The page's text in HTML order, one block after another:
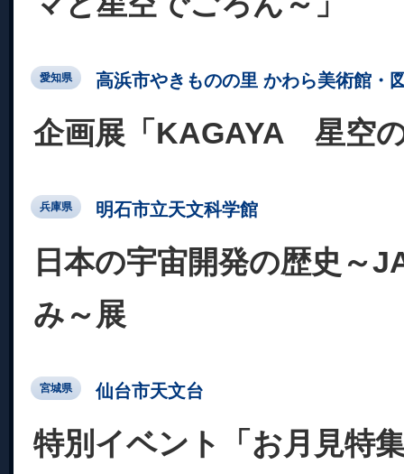
愛知県 高浜市やきものの里 かわら美術館・
企画展「KAGAYA 星空
兵庫県 明石市立天文科学館
日本の宇宙開発の歴史～
み～展
宮城県 仙台市天文台
特別イベント「お月見特